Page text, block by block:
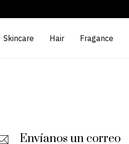
Skincare Hair Fragance
Envíanos un correo